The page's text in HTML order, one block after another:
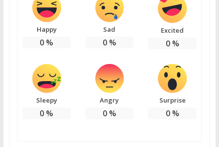
Happy
0 %
Sad
0%
Excited
0%
Sleepy
0 %
Angry
0%
Surprise
0%